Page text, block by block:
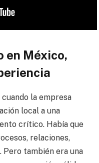
en México,
la empresa
local a una
crítico. Había que
relaciones,
también era una